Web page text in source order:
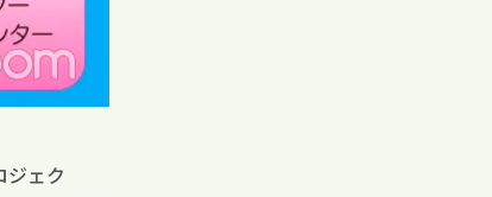
ジェク